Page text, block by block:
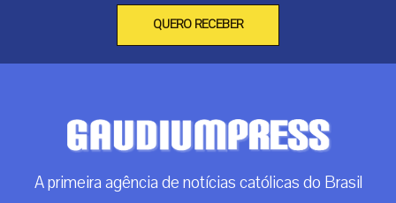
QUERO RECEBER
A primeira agência de notícias católicas do Brasil